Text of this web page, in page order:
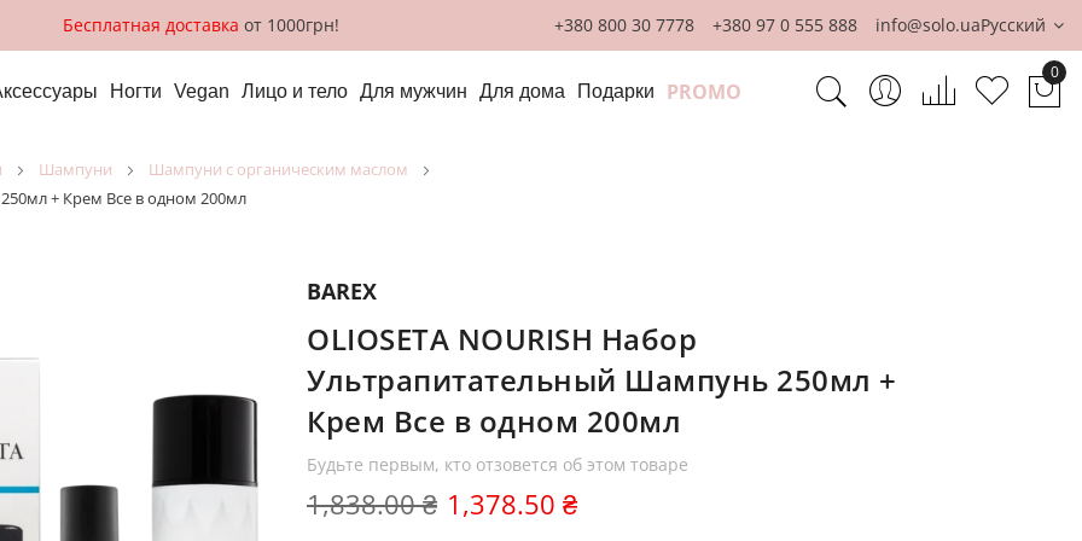
Бесплатная доставка от 1000грн! +380 800 30 7778 +380 97 0 555 888 info@solo.uaРусский
Ногти Vegan Лицо и тело Для мужчин Для дома Подарки PROMO
0
шампуни
шампуни с органическим маслом
+ Крем Все в одном 200мл
BAREX
OLIOSETA NOURISH Набор
Ультрапитательный Шампунь 250мл +
Крем Все в одном 200мл
Будьте первым, кто отзовется об этом товаре
1,378.50 ₴
1,838.00 ₴